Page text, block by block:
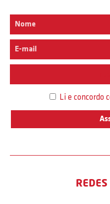
Li e concordo
REDES